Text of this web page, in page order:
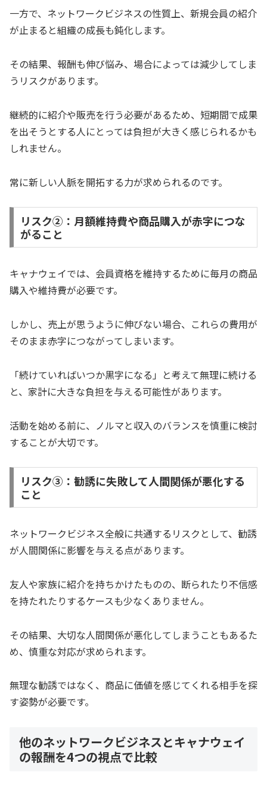
一方で、ネットワークビジネスの性質上、新規会員の紹介
が止まると組織の成長も鈍化します。
その結果、報酬も伸び悩み、場合によっては減少してしま
うリスクがあります。
継続的に紹介や販売を行う必要があるため、短期間で成果
を出そうとする人にとっては負担が大きく感じられるかも
しれません。
常に新しい人脈を開拓する力が求められるのです。
リスク②：月額維持費や商品購入が赤字につな
がること
キャナウェイでは、会員資格を維持するために毎月の商品
購入や維持費が必要です。
しかし、売上が思うように伸びない場合、これらの費用が
そのまま赤字につながってしまいます。
「続けていればいつか黒字になる」と考えて無理に続ける
と、家計に大きな負担を与える可能性があります。
活動を始める前に、ノルマと収入のバランスを慎重に検討
することが大切です。
リスク③：勧誘に失敗して人間関係が悪化する
こと
ネットワークビジネス全般に共通するリスクとして、勧誘
が人間関係に影響を与える点があります。
友人や家族に紹介を持ちかけたものの、断られたり不信感
を持たれたりするケースも少なくありません。
その結果、大切な人間関係が悪化してしまうこともあるた
め、慎重な対応が求められます。
無理な勧誘ではなく、商品に価値を感じてくれる相手を探
す姿勢が必要です。
他のネットワークビジネスとキャナウェイ
の報酬を4つの視点で比較